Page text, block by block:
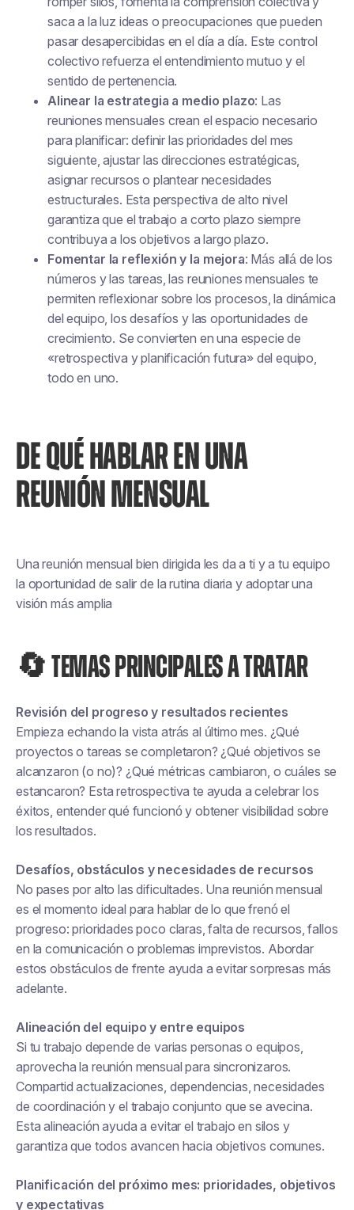
saca a la luz ideas o preocupaciones que pueden
pasar desapercibidas en el día a día. Este control
colectivo refuerza el entendimiento mutuo y el
sentido de pertenencia.
Alinear la estrategia a medio plazo: Las
reuniones mensuales crean el espacio necesario
para planificar: definir las prioridades del mes
siguiente, ajustar las direcciones estratégicas,
asignar recursos o plantear necesidades
estructurales. Esta perspectiva de alto nivel
garantiza que el trabajo a corto plazo siempre
contribuya a los objetivos a largo plazo.
Fomentar la reflexión y la mejora: Más allá de los
números y las tareas, las reuniones mensuales te
permiten reflexionar sobre los procesos, la dinámica
del equipo, los desafíos y las oportunidades de
crecimiento. Se convierten en una especie de
«retrospectiva y planificación futura» del equipo,
todo en uno.
DE QUÉ HABLAR EN UNA
REUNIÓN MENSUAL
Una reunión mensual bien dirigida les da a ti y a tu equipo
la oportunidad de salir de la rutina diaria y adoptar una
visión más amplia
🔄 TEMAS PRINCIPALES A TRATAR
Revisión del progreso y resultados recientes
Empieza echando la vista atrás al último mes. ¿Qué
proyectos o tareas se completaron? ¿Qué objetivos se
alcanzaron (o no)? ¿Qué métricas cambiaron, o cuáles se
estancaron? Esta retrospectiva te ayuda a celebrar los
éxitos, entender qué funcionó y obtener visibilidad sobre
los resultados.
Desafíos, obstáculos y necesidades de recursos
No pases por alto las dificultades. Una reunión mensual
es el momento ideal para hablar de lo que frenó el
progreso: prioridades poco claras, falta de recursos, fallos
en la comunicación o problemas imprevistos. Abordar
estos obstáculos de frente ayuda a evitar sorpresas más
adelante.
Alineación del equipo y entre equipos
Si tu trabajo depende de varias personas o equipos,
aprovecha la reunión mensual para sincronizaros.
Compartid actualizaciones, dependencias, necesidades
de coordinación y el trabajo conjunto que se avecina.
Esta alineación ayuda a evitar el trabajo en silos y
garantiza que todos avancen hacia objetivos comunes.
Planificación del próximo mes: prioridades, objetivos
y expectativas